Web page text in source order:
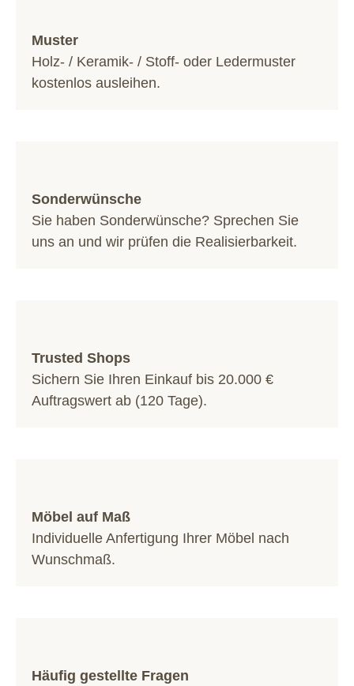
Muster
Holz- / Keramik- / Stoff- oder Ledermuster
kostenlos ausleihen.
Sonderwünsche
Sie haben Sonderwünsche? Sprechen Sie
uns an und wir prüfen die Realisierbarkeit.
Trusted Shops
Sichern Sie Ihren Einkauf bis 20.000 €
Auftragswert ab (120 Tage).
Möbel auf Maß
Individuelle Anfertigung Ihrer Möbel nach
Wunschmaß.
Häufig gestellte Fragen